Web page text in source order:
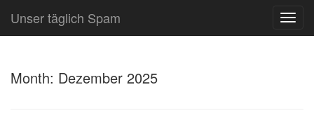
Unser täglich Spam
Month: Dezember 2025